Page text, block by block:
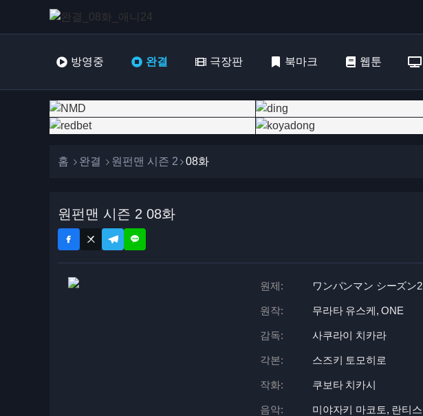
방영중 완결 극장판 북마크 웹툰
홈 완결 원펀맨 시즌 2 08화
원펀맨 시즌 2 08화
원제: ワンパンマン シーズン2
원작: 무라타 유스케, ONE
감독: 사쿠라이 치카라
각본: 스즈키 토모히로
작화: 쿠보타 치카시
음악: 미야자키 마코토, 란티스